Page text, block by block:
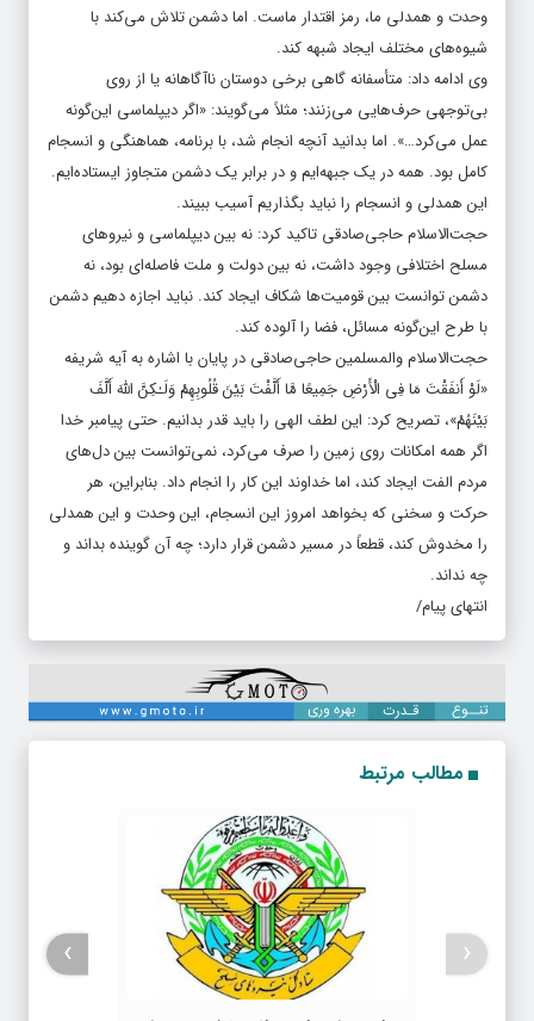
وحدت و همدلی ما، رمز اقتدار ماست. اما دشمن تلاش می‌کند با
شیوه‌های مختلف ایجاد شبهه کند.
وی ادامه داد: متأسفانه گاهی برخی دوستان ناآگاهانه یا از روی
بی‌توجهی حرف‌هایی می‌زنند؛ مثلاً می‌گویند: «اگر دیپلماسی این‌گونه
عمل می‌کرد…». اما بدانید آنچه انجام شد، با برنامه، هماهنگی و انسجام
کامل بود. همه در یک جبهه‌ایم و در برابر یک دشمن متجاوز ایستاده‌ایم.
این همدلی و انسجام را نباید بگذاریم آسیب ببیند.
حجت‌الاسلام حاجی‌صادقی تاکید کرد: نه بین دیپلماسی و نیروهای
مسلح اختلافی وجود داشت، نه بین دولت و ملت فاصله‌ای بود، نه
دشمن توانست بین قومیت‌ها شکاف ایجاد کند. نباید اجازه دهیم دشمن
با طرح این‌گونه مسائل، فضا را آلوده کند.
حجت‌الاسلام والمسلمین حاجی‌صادقی در پایان با اشاره به آیه شریفه
«لَوْ أَنفَقْتَ مَا فِی الْأَرْضِ جَمِیعًا مَّا أَلَّفْتَ بَیْنَ قُلُوبِهِمْ وَلَـٰكِنَّ اللَّهَ أَلَّفَ
بَیْنَهُمْ»، تصریح کرد: این لطف الهی را باید قدر بدانیم. حتی پیامبر خدا
اگر همه امکانات روی زمین را صرف می‌کرد، نمی‌توانست بین دل‌های
مردم الفت ایجاد کند، اما خداوند این کار را انجام داد. بنابراین، هر
حرکت و سخنی که بخواهد امروز این انسجام، این وحدت و این همدلی
را مخدوش کند، قطعاً در مسیر دشمن قرار دارد؛ چه آن گوینده بداند و
چه نداند.
انتهای پیام/
مطالب مرتبط
‹
›